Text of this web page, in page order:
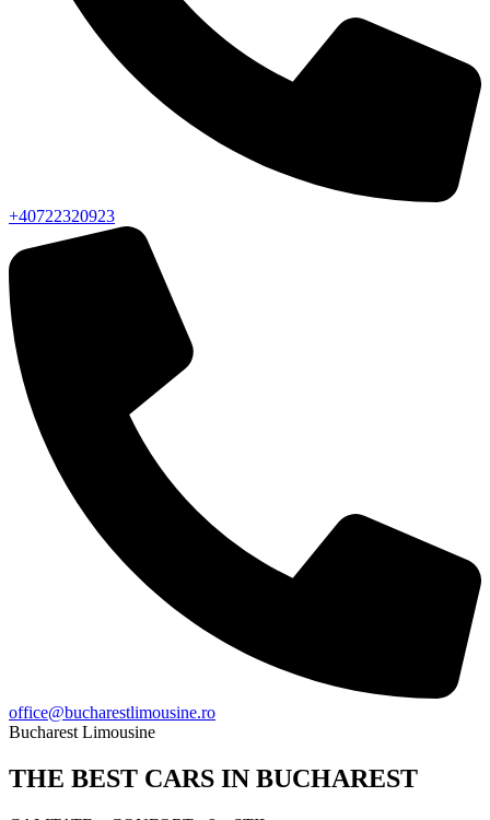
+40722320923
office@bucharestlimousine.ro
Bucharest Limousine​
THE BEST CARS IN BUCHAREST